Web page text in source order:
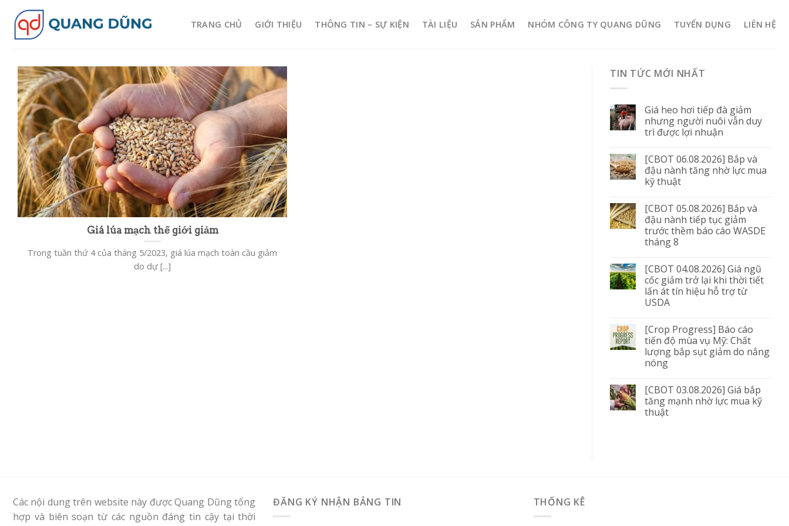
content
TRANG CHỦ GIỚI THIỆU THÔNG TIN – SỰ KIỆN TÀI LIỆU SẢN PHẨM NHÓM CÔNG TY QUANG DŨNG TUYỂN DỤNG LIÊN HỆ
Giá lúa mạch thế giới giảm
Trong tuần thứ 4 của tháng 5/2023, giá lúa mạch toàn cầu giảm
do dự [...]
TIN TỨC MỚI NHẤT
Giá heo hơi tiếp đà giảm
nhưng người nuôi vẫn duy
trì được lợi nhuận
[CBOT 06.08.2026] Bắp và
đậu nành tăng nhờ lực mua
kỹ thuật
[CBOT 05.08.2026] Bắp và
đậu nành tiếp tục giảm
trước thềm báo cáo WASDE
tháng 8
[CBOT 04.08.2026] Giá ngũ
cốc giảm trở lại khi thời tiết
lấn át tín hiệu hỗ trợ từ
USDA
[Crop Progress] Báo cáo
tiến độ mùa vụ Mỹ: Chất
lượng bắp sụt giảm do nắng
nóng
[CBOT 03.08.2026] Giá bắp
tăng mạnh nhờ lực mua kỹ
thuật
Các nội dung trên website này được Quang Dũng tổng
hợp và biên soạn từ các nguồn đáng tin cậy tại thời
ĐĂNG KÝ NHẬN BẢNG TIN THỐNG KÊ